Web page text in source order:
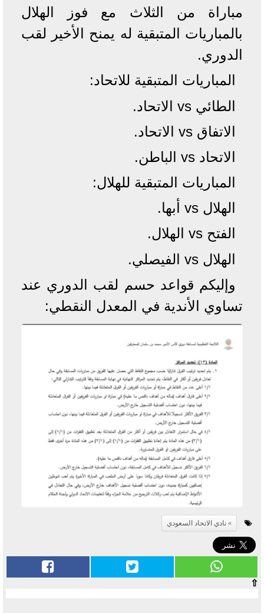
مباراة من الثلاث مع فوز الهلال
بالمباريات المتبقية له يمنح الأخير لقب
الدوري.
المباريات المتبقية للاتحاد:
الطائي vs الاتحاد.
الاتفاق vs الاتحاد.
الاتحاد vs الباطن.
المباريات المتبقية للهلال:
الهلال vs أبها.
الفتح vs الهلال.
الهلال vs الفيصلي.
وإليكم قواعد حسم لقب الدوري عند
تساوي الأندية في المعدل النقطي:
نادي الاتحاد السعودي
⇧